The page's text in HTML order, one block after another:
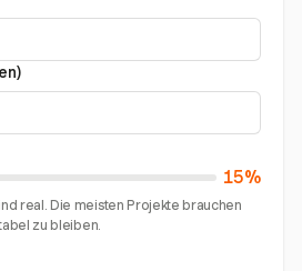
15%
real. Die meisten Projekte brauchen
zu bleiben.